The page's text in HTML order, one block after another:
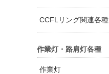
CCFLリング関連各種
作業灯・路肩灯各種
作業灯